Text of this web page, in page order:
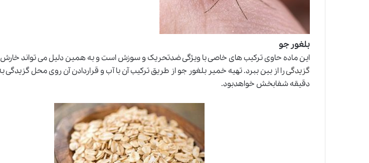
بلغور جو
این ماده حاوی ترکیب های خاصی با ویژگی ضدتحریک و سوزش است و به همین دلیل می تواند خارش
گزیدگی
دقیقه شفابخش خواهدبود.